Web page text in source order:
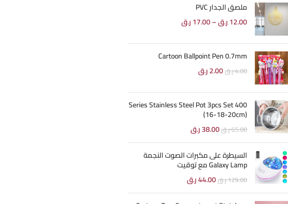
ملصق الجدار PVC
12.00ر.ق–
17.00ر.ق
Cartoon Ballpoint Pen 0.7mm
4.00ر.ق2.00ر.ق
400 Series Stainless Steel Pot 3pcs Set
(16-18-20cm)
65.00ر.ق38.00ر.ق
السيطرة على مكبرات الصوت النجمة
Galaxy Lamp مع توقيت
129.00ر.ق44.00ر.ق